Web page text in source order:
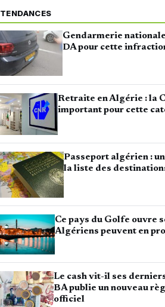
TENDANCES
Gendarmerie
DA pour cette
Retraite en Algérie : la
important pour cette
Passeport algérien :
la liste des
Ce pays du Golfe ouvre
Algériens peuvent en
Le cash vit-il ses
BA publie un nouveau
officiel